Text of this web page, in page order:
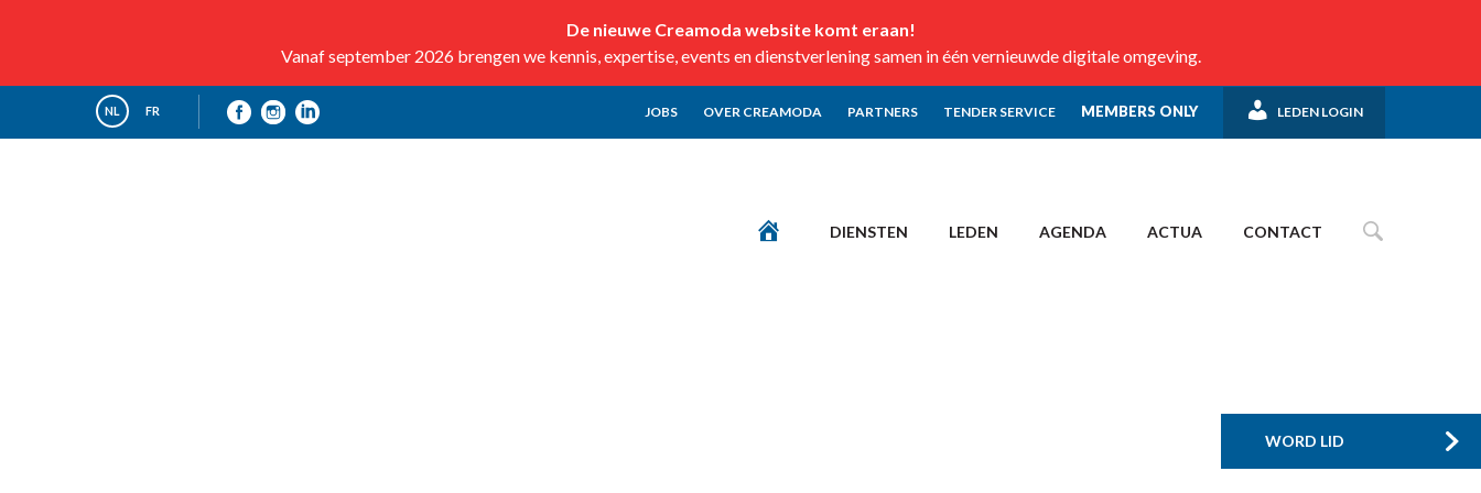
De nieuwe Creamoda website komt eraan!
Vanaf september 2026 brengen we kennis, expertise, events en dienstverlening samen in één vernieuwde digitale omgeving.
NL FR JOBS OVER CREAMODA PARTNERS TENDER SERVICE MEMBERS ONLY LEDEN LOGIN
DIENSTEN LEDEN AGENDA ACTUA CONTACT
WORD LID